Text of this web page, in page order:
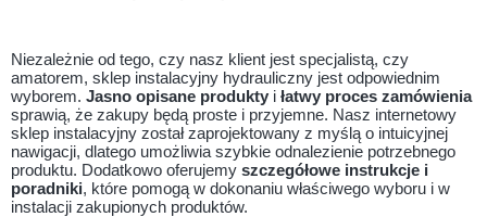
Niezależnie od tego, czy nasz klient jest specjalistą, czy
amatorem, sklep instalacyjny hydrauliczny jest odpowiednim
wyborem. Jasno opisane produkty i łatwy proces zamówienia
sprawią, że zakupy będą proste i przyjemne. Nasz internetowy
sklep instalacyjny został zaprojektowany z myślą o intuicyjnej
nawigacji, dlatego umożliwia szybkie odnalezienie potrzebnego
produktu. Dodatkowo oferujemy szczegółowe instrukcje i
poradniki, które pomogą w dokonaniu właściwego wyboru i w
instalacji zakupionych produktów.